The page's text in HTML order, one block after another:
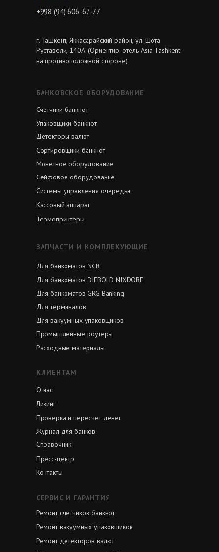
БАНКОВСКОЕ ОБОРУДОВАНИЕ
Счетчики банкнот
КЛИЕНТАМ
О нас
СЕРВИС И ГАРАНТИЯ
ЗАПЧАСТИ И КОМПЛЕКУЮЩИЕ
Для банкоматов NCR
г. Ташкент, Яккасарайский район, ул. Шота
Руставели, 140А. (Ориентир: отель Asia Tashkent
на противоположной стороне)
+998 (94) 606-67-77
Детекторы валют
Упаковщики банкнот
Сортировщики банкнот
Монетное оборудование
Сейфовое оборудование
Лизинг
Ремонт счетчиков банкнот
Журнал для банков
Справочник
Пресс-центр
Для терминалов
Для банкоматов DIEBOLD NIXDORF
Для банкоматов GRG Banking
Расходные материалы
Контакты
Ремонт вакуумных упаковщиков
Ремонт детекторов валют
Проверка и пересчет денег
Для вакуумных упаковщиков
Промышленные роутеры
Системы управления очередью
Кассовый аппарат
Термопринтеры